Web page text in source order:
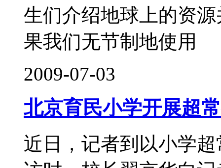
生们介绍地球上的资
果我们无节制地使用
2009-07-03
北京育民小学开展超
近日，记者到以小学